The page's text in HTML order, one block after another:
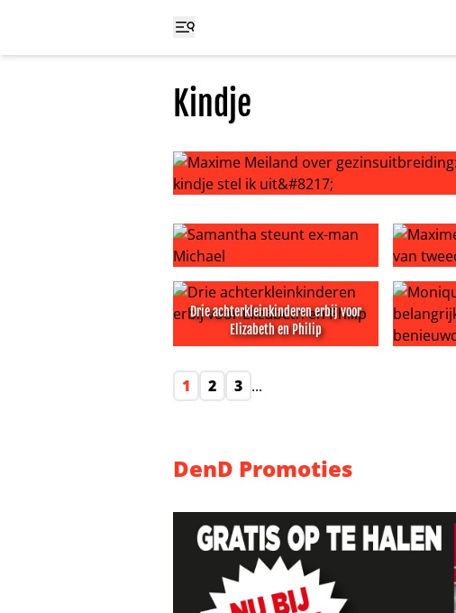
Kindje
Samantha steunt ex-man MichaelMaxime
Drie achterkleinkinderen erbij voor
Elizabeth en Philip
1
2 3 ...
DenD Promoties